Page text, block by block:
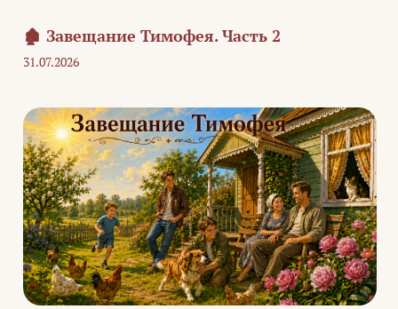
🏚️ Завещание Тимофея. Часть 2
31.07.2026